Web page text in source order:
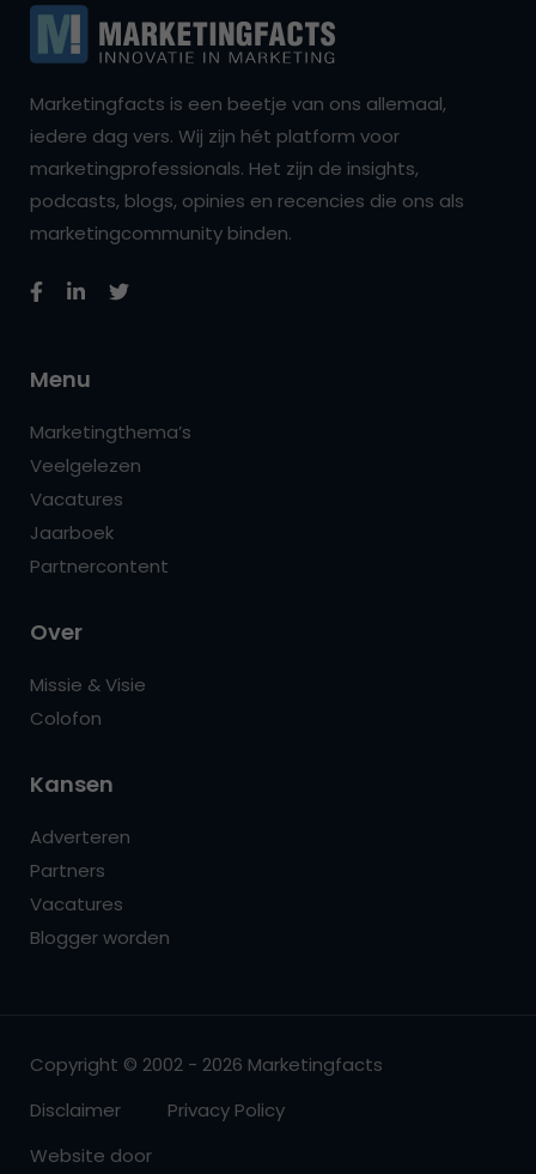
Marketingfacts is een beetje van ons allemaal,
iedere dag vers. Wij zijn hét platform voor
marketingprofessionals. Het zijn de insights,
podcasts, blogs, opinies en recencies die ons als
marketingcommunity binden.
Menu
Marketingthema’s
Veelgelezen
Vacatures
Jaarboek
Partnercontent
Over
Missie & Visie
Colofon
Kansen
Adverteren
Partners
Vacatures
Blogger worden
Copyright © 2002 - 2026 Marketingfacts
Disclaimer
Privacy Policy
Website door